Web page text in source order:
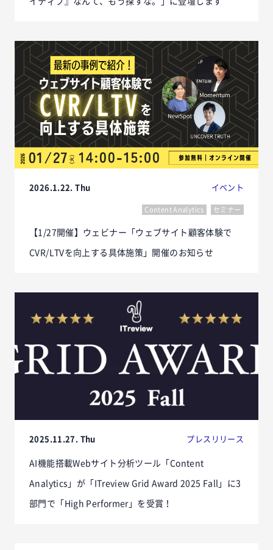
2026.1.22. Thu イベント
Content Analytics セミナー
【1/27開催】ウェビナー「ウェブサイト顧客体験で
CVR/LTVを向上する具体施策」開催のお知らせ
2025.11.27. Thu プレスリリース
AI機能搭載Webサイト分析ツール「Content
Analytics」が「ITreview Grid Award 2025 Fall」に3
部門で「High Performer」を受賞！